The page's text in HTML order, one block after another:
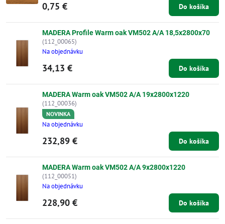
0,75 € Do košíka
MADERA Profile Warm oak VM502 A/A 18,5x2800x70
(112_00065)
Na objednávku
34,13 € Do košíka
MADERA Warm oak VM502 A/A 19x2800x1220
(112_00036)
NOVINKA
Na objednávku
232,89 € Do košíka
MADERA Warm oak VM502 A/A 9x2800x1220
(112_00051)
Na objednávku
228,90 € Do košíka